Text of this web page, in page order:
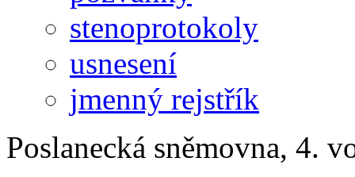
stenoprotokoly
usnesení
jmenný rejstřík
Poslanecká sněmovna, 4.